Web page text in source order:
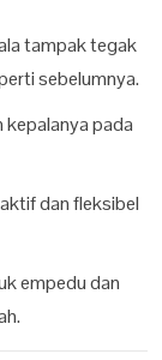
tampak tegak
sebelumnya.
pada
dan fleksibel
empedu dan